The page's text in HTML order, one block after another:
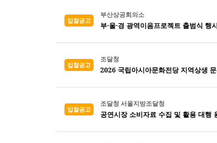
입찰공고
부산상공회의소
부·울·경 광역이음프로젝트 출범식
입찰공고
조달청
2026 국립아시아문화전당 지역상생
입찰공고
조달청 서울지방조달청
공연시장 소비자료 수집 및 활용 대행